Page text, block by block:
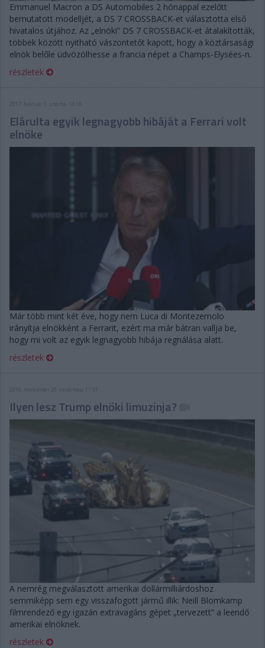
Emmanuel Macron a DS Automobiles 2 hónappal ezelőtt
bemutatott modelljét, a DS 7 CROSSBACK-et választotta első
hivatalos útjához. Az „elnöki” DS 7 CROSSBACK-et átalakították,
többek között nyitható vászontetőt kapott, hogy a köztársasági
elnök belőle üdvözölhesse a francia népet a Champs-Elysées-n.
részletek
2017. február 1. szerda, 14:18
Elárulta egyik legnagyobb hibáját a Ferrari volt
elnöke
Már több mint két éve, hogy nem Luca di Montezemolo
irányítja elnökként a Ferrarit, ezért ma már bátran vallja be,
hogy mi volt az egyik legnagyobb hibája regnálása alatt.
részletek
2016. november 20. vasárnap, 11:51
Ilyen lesz Trump elnöki limuzinja?
A nemrég megválasztott amerikai dollármilliárdoshoz
semmiképp sem egy visszafogott jármű illik: Neill Blomkamp
filmrendező egy igazán extravagáns gépet „tervezett” a leendő
amerikai elnöknek.
részletek